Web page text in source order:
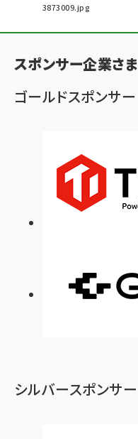
く
ず
3873009.jpg
スポンサー企業さま
ゴールドスポンサー
シルバースポンサー